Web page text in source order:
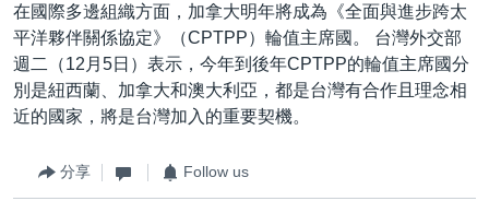
在國際多邊組織方面，加拿大明年將成為《全面與進步跨太
平洋夥伴關係協定》（CPTPP）輪值主席國。 台灣外交部
週二（12月5日）表示，今年到後年CPTPP的輪值主席國分
別是紐西蘭、加拿大和澳大利亞，都是台灣有合作且理念相
近的國家，將是台灣加入的重要契機。
分享 Follow us